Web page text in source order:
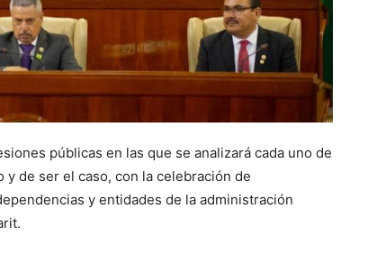
públicas en las que se analizará cada uno de
de ser el caso, con la celebración de
y entidades de la administración